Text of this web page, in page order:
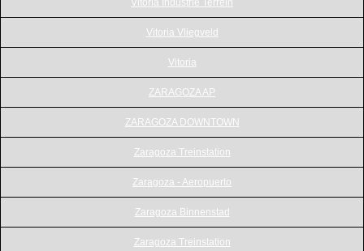
Vitoria Industrie Terrein
Vitoria Vliegveld
Vitoria
ZARAGOZA AP
ZARAGOZA DOWNTOWN
Zaragoza Treinstation
Zaragoza - Aeropuerto
Zaragoza Binnenstad
Zaragoza Treinstation